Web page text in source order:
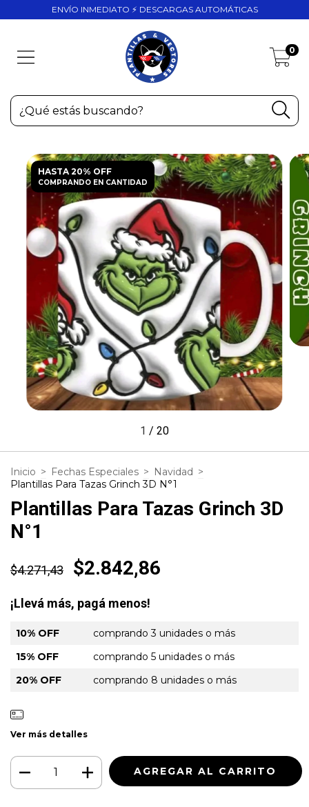
ENVÍO INMEDIATO ⚡ DESCARGAS AUTOMÁTICAS
0
HASTA 20% OFF
COMPRANDO EN CANTIDAD
1 / 20
Inicio > Fechas Especiales > Navidad >
Plantillas Para Tazas Grinch 3D N°1
Plantillas Para Tazas Grinch 3D
N°1
$4.271,43 $2.842,86
¡Llevá más, pagá menos!
10% OFF
comprando 3 unidades o más
15% OFF
comprando 5 unidades o más
20% OFF
comprando 8 unidades o más
Ver más detalles